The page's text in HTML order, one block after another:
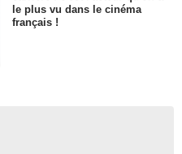
le plus vu dans le cinéma
français !